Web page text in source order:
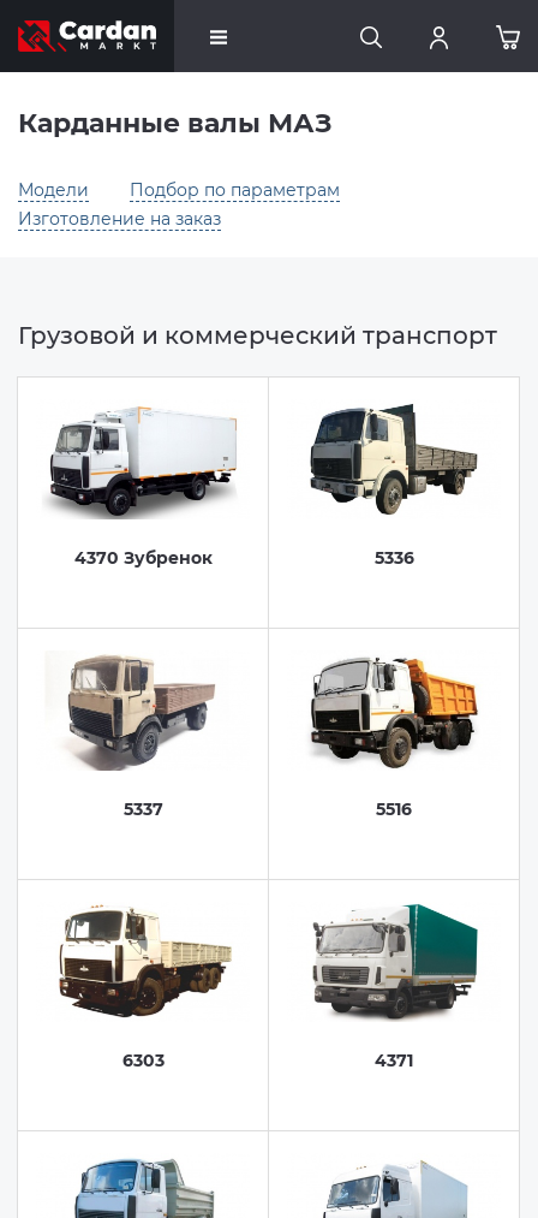
Карданные валы МАЗ
Модели
Подбор по параметрам
Изготовление на заказ
Грузовой и коммерческий транспорт
4370 Зубренок 5336
5337 5516
6303 4371